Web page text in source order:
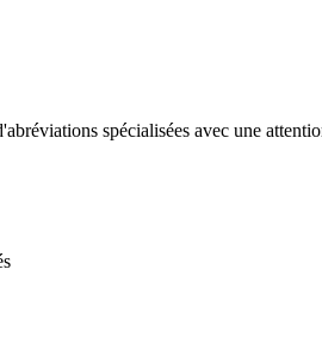
spécialisées avec une